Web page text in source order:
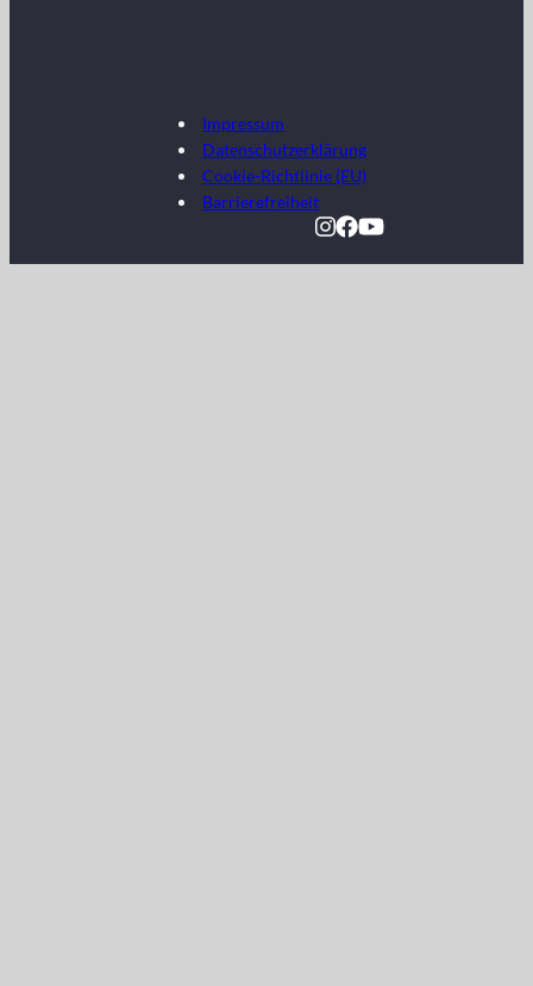
Impressum
Datenschutzerklärung
Cookie-Richtlinie (EU)
Barrierefreiheit